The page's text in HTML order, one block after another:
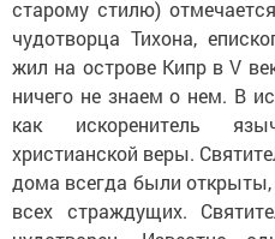
старому стилю)
чудотворца Тихона,
жил на острове Кипр в V
ничего не знаем о нем. В
как искоренитель
христианской веры.
дома всегда были
всех страждущих.